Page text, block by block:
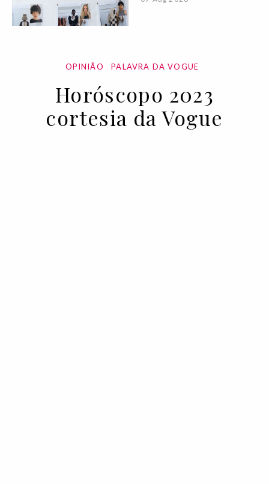
OPINIÃO PALAVRA DA VOGUE
Horóscopo 2023
cortesia da Vogue